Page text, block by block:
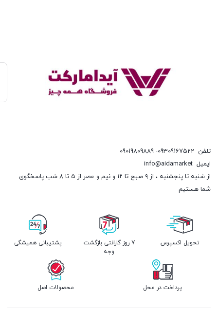
تلفن 09309167522- 09019809889
ایمیل info@aidamarket
از شنبه تا پنجشنبه ، از ۹ صبح تا ۱۲ و نیم و عصر از ۵ تا ۸ شب پاسخگوی
شما هستیم
تحویل اکسپرس
7 روز گارانتی بازگشت
وجه
پشتیبانی همیشگی
پرداخت در محل محصولات اصل